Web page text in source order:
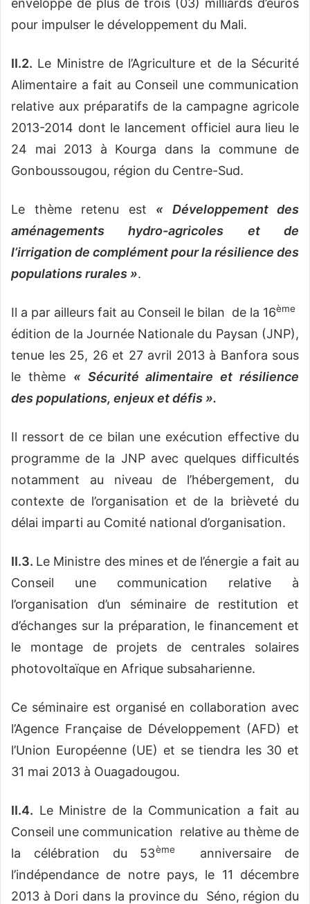
pour impulser le développement du Mali.
II.2. Le Ministre de l’Agriculture et de la Sécurité
Alimentaire a fait au Conseil une communication
relative aux préparatifs de la campagne agricole
2013-2014 dont le lancement officiel aura lieu le
24 mai 2013 à Kourga dans la commune de
Gonboussougou, région du Centre-Sud.
Le thème retenu est « Développement des
aménagements hydro-agricoles et de
l’irrigation de complément pour la résilience des
populations rurales ».
Il a par ailleurs fait au Conseil le bilan de la 16ème
édition de la Journée Nationale du Paysan (JNP),
tenue les 25, 26 et 27 avril 2013 à Banfora sous
le thème « Sécurité alimentaire et résilience
des populations, enjeux et défis ».
Il ressort de ce bilan une exécution effective du
programme de la JNP avec quelques difficultés
notamment au niveau de l’hébergement, du
contexte de l’organisation et de la brièveté du
délai imparti au Comité national d’organisation.
II.3. Le Ministre des mines et de l’énergie a fait au
Conseil une communication relative à
l’organisation d’un séminaire de restitution et
d’échanges sur la préparation, le financement et
le montage de projets de centrales solaires
photovoltaïque en Afrique subsaharienne.
Ce séminaire est organisé en collaboration avec
l’Agence Française de Développement (AFD) et
l’Union Européenne (UE) et se tiendra les 30 et
31 mai 2013 à Ouagadougou.
II.4. Le Ministre de la Communication a fait au
Conseil une communication relative au thème de
la célébration du 53ème
anniversaire de
l’indépendance de notre pays, le 11 décembre
2013 à Dori dans la province du Séno, région du